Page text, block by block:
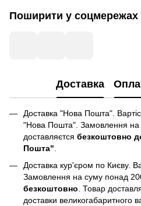
Поширити у соцмережах
Доставка
Доставка "Нова Пошта".
"Нова Пошта". Замовлення на
доставляєтся безкоштовно
Пошта".
Доставка кур'єром по Києву.
Замовлення на суму понад
безкоштовно . Товар
доставки великогабаритного